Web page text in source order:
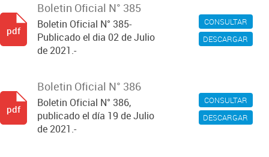
CONSULTAR
DESCARGAR
Boletin Oficial N° 385
Boletin Oficial N° 385-
Publicado el dia 02 de Julio
de 2021.-
pdf
CONSULTAR
DESCARGAR
Boletin Oficial N° 386
Boletin Oficial N° 386,
publicado el día 19 de Julio
de 2021.-
pdf